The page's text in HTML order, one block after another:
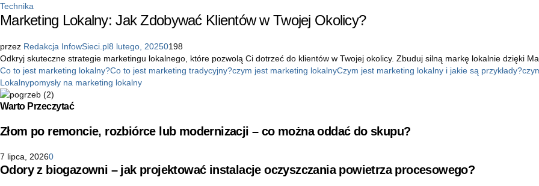
Technika
Marketing Lokalny: Jak Zdobywać Klientów w Twojej Okolicy?
przez Redakcja InfowSieci.pl8 lutego, 20250198
Odkryj skuteczne strategie marketingu lokalnego, które pozwolą Ci dotrzeć do klientów w Twojej okolicy. Zbuduj silną markę lokalnie dzięki
Co to jest marketing lokalny?Co to jest marketing tradycyjny?czym jest marketing lokalnyCzym jest marketing lokalny i jakie są przykłady?
Lokalnypomysły na marketing lokalny
Warto Przeczytać
Złom po remoncie, rozbiórce lub modernizacji – co można oddać do skupu?
7 lipca, 20260
Odory z biogazowni – jak projektować instalacje oczyszczania powietrza procesowego?